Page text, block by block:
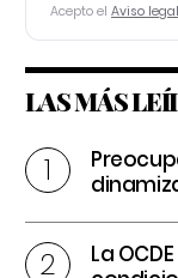
Acepto el Aviso legal
LAS MÁS
La